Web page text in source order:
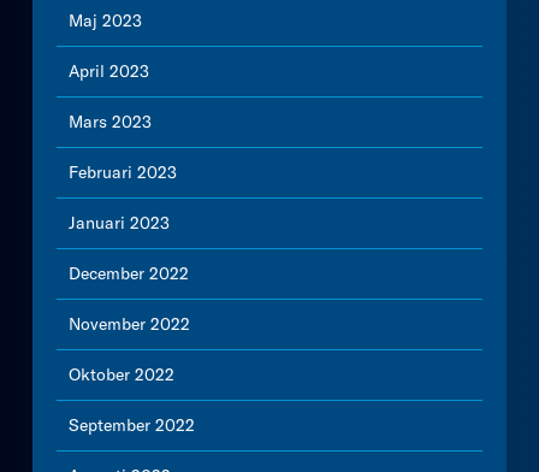
Maj 2023
April 2023
Mars 2023
Februari 2023
Januari 2023
December 2022
November 2022
Oktober 2022
September 2022